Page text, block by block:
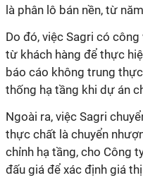
là phân lô bán nền, từ
Do đó, việc Sagri có công
từ khách hàng để thực
báo cáo không trung
thống hạ tầng khi dự án
Ngoài ra, việc Sagri
thực chất là chuyển
chỉnh hạ tầng, cho Công
đấu giá để xác định giá